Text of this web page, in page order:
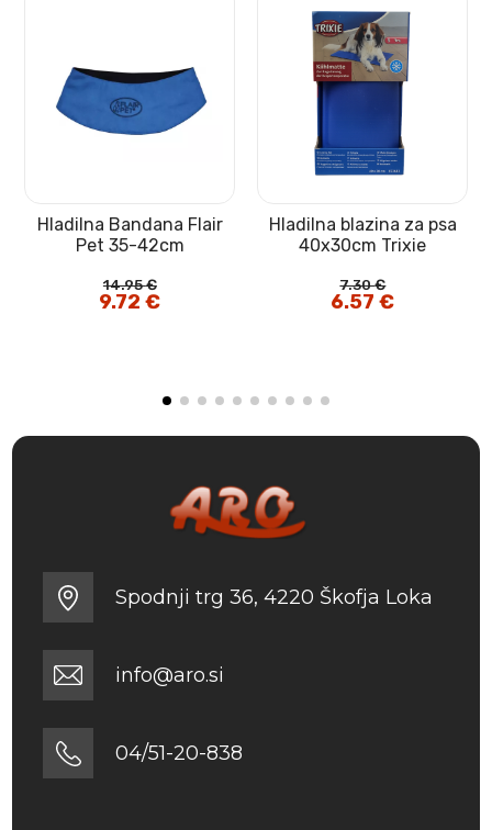
Hladilna Bandana Flair
Pet 35-42cm
14.95€
Izvirna
cena
9.72€Trenutna
cena
Hladilna blazina za psa
40x30cm Trixie
7.30€
Izvirna
cena
6.57€Trenutna
cena
Spodnji trg 36, 4220 Škofja Loka
info@aro.si
04/51-20-838